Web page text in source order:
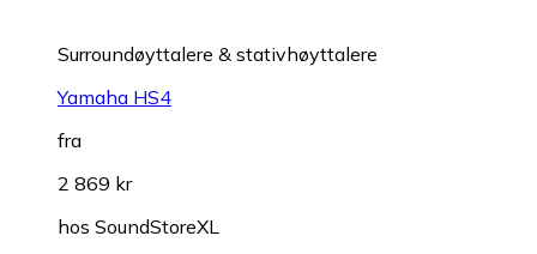
Surroundøyttalere & stativhøyttalere
Yamaha HS4
fra
2 869 kr
hos SoundStoreXL